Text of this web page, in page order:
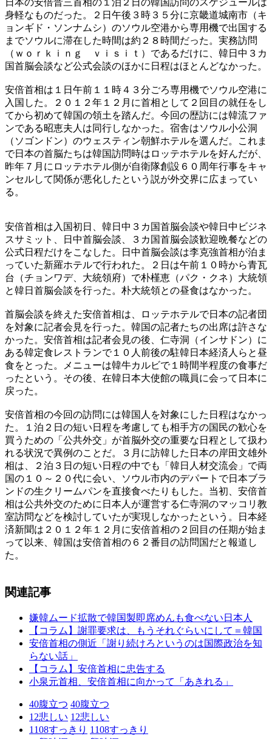
日本の安倍晋三首相の１泊２日の韓国訪問のスケジュールは
身軽なものだった。２日午後３時３５分に京畿道城南市（キ
ョンギド・ソンナムシ）のソウル空港から専用機で出国する
までソウルに滞在した時間は約２８時間だった。実務訪問
（ｗｏｒｋｉｎｇ ｖｉｓｉｔ）であるだけに、韓日中３カ
国首脳会談など公式会談のほかに日程はほとんどなかった。
安倍首相は１日午前１１時４３分ごろ専用機でソウル空港に
入国した。２０１２年１２月に首相として２回目の就任をし
てから初めて韓国の領土を踏んだ。今回の歴訪には韓流ファ
ンである昭恵夫人は同行しなかった。宿舎はソウル小公洞
（ソゴンドン）のウェスティン朝鮮ホテルを選んだ。これま
で日本の首脳たちは韓国訪問時はロッテホテルを好んだが、
昨年７月にロッテホテル側が自衛隊創設６０周年行事をキャ
ンセルして関係が悪化したという説が外交界に広まってい
る。
安倍首相は入国初日、韓日中３カ国首脳会談や韓日中ビジネ
スサミット、日中首脳会談、３カ国首脳会談歓迎晩餐などの
公式日程だけをこなした。日中首脳会談は李克強首相が泊ま
っていた新羅ホテルで行われた。２日は午前１０時から青瓦
台（チョンワデ、大統領府）で朴槿恵（パク・クネ）大統領
と韓日首脳会談を行った。朴大統領との昼食はなかった。
首脳会談を終えた安倍首相は、ロッテホテルで日本の記者団
を対象に記者会見を行った。韓国の記者たちの出席は許さな
かった。安倍首相は記者会見の後、仁寺洞（インサドン）に
ある韓定食レストランで１０人前後の駐韓日本経済人らと昼
食をとった。メニューは韓牛カルビで１時間半程度の食事だ
ったという。その後、在韓日本大使館の職員に会って日本に
戻った。
安倍首相の今回の訪問には韓国人を対象にした日程はなかっ
た。１泊２日の短い日程を考慮しても相手方の国民の歓心を
買うための「公共外交」が首脳外交の重要な日程として扱わ
れる状況で異例のことだ。３月に訪韓した日本の岸田文雄外
相は、２泊３日の短い日程の中でも「韓日人材交流会」で両
国の１０～２０代に会い、ソウル市内のデパートで日本ブラ
ンドの生クリームパンを直接食べたりもした。当初、安倍首
相は公共外交のために日本人が運営する仁寺洞のマッコリ教
室訪問などを検討していたが実現しなかったという。日本経
済新聞は２０１２年１２月に安倍首相の２回目の任期が始ま
って以来、韓国は安倍首相の６２番目の訪問国だと報道し
た。
関連記事
嫌韓ムード拡散で韓国製即席めんも食べない日本人
【コラム】謝罪要求は、もうそれぐらいにして＝韓国
安倍首相の側近「謝り続けろというのは国際政治を知
らない話」
【コラム】安倍首相に忠告する
小泉元首相、安倍首相に向かって「あきれる」
40腹立つ 40腹立つ
12悲しい 12悲しい
1108すっきり 1108すっきり